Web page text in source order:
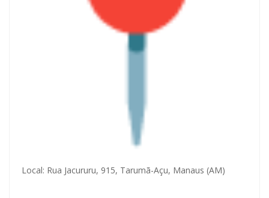
Local: Rua Jacururu, 915, Tarumã-Açu, Manaus (AM)